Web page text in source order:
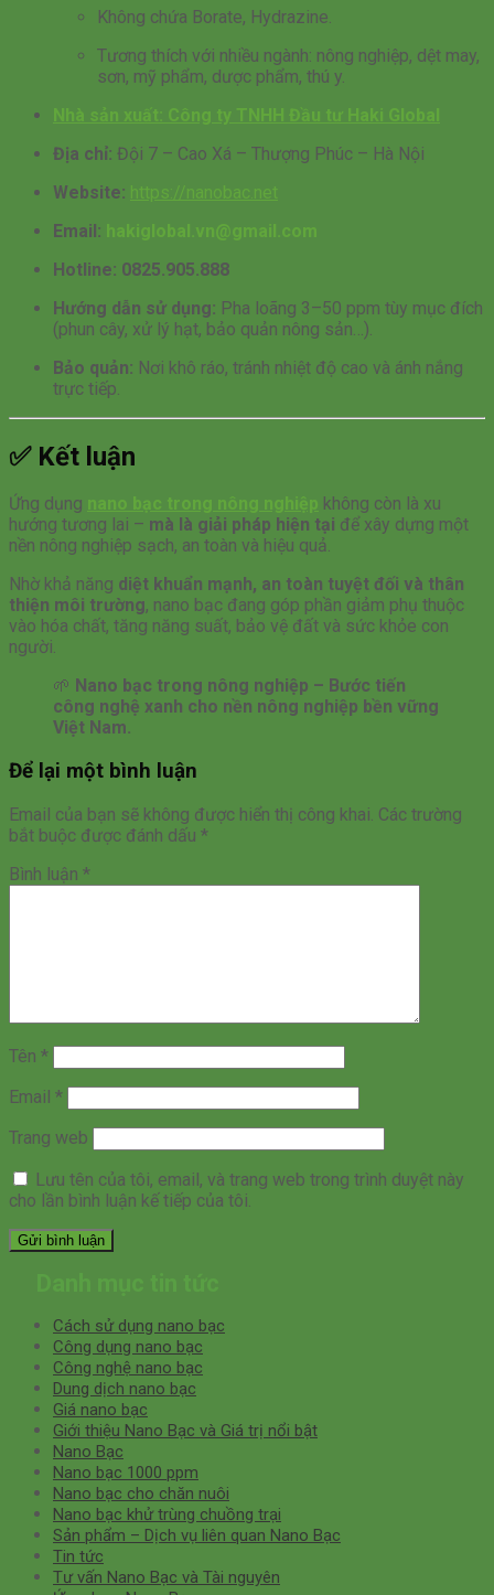
Không chứa Borate, Hydrazine.
Tương thích với nhiều ngành: nông nghiệp, dệt may,
sơn, mỹ phẩm, dược phẩm, thú y.
Nhà sản xuất: Công ty TNHH Đầu tư Haki Global
Địa chỉ: Đội 7 – Cao Xá – Thượng Phúc – Hà Nội
Website: https://nanobac.net
Email: hakiglobal.vn@gmail.com
Hotline: 0825.905.888
Hướng dẫn sử dụng: Pha loãng 3–50 ppm tùy mục đích
(phun cây, xử lý hạt, bảo quản nông sản…).
Bảo quản: Nơi khô ráo, tránh nhiệt độ cao và ánh nắng
trực tiếp.
✅ Kết luận
Ứng dụng nano bạc trong nông nghiệp không còn là xu
hướng tương lai – mà là giải pháp hiện tại để xây dựng một
nền nông nghiệp sạch, an toàn và hiệu quả.
Nhờ khả năng diệt khuẩn mạnh, an toàn tuyệt đối và thân
thiện môi trường, nano bạc đang góp phần giảm phụ thuộc
vào hóa chất, tăng năng suất, bảo vệ đất và sức khỏe con
người.
🌱 Nano bạc trong nông nghiệp – Bước tiến
công nghệ xanh cho nền nông nghiệp bền vững
Việt Nam.
Để lại một bình luận
Email của bạn sẽ không được hiển thị công khai. Các trường
bắt buộc được đánh dấu *
Bình luận *
Tên *
Email *
Trang web
Lưu tên của tôi, email, và trang web trong trình duyệt này
cho lần bình luận kế tiếp của tôi.
Cách sử dụng nano bạc
Công dụng nano bạc
Công nghệ nano bạc
Dung dịch nano bạc
Giá nano bạc
Giới thiệu Nano Bạc và Giá trị nổi bật
Nano Bạc
Nano bạc 1000 ppm
Nano bạc cho chăn nuôi
Nano bạc khử trùng chuồng trại
Sản phẩm – Dịch vụ liên quan Nano Bạc
Tin tức
Tư vấn Nano Bạc và Tài nguyên